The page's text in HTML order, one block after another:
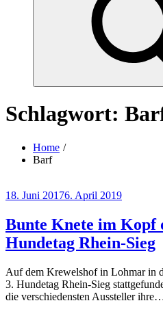
Schlagwort:
Home
Barf
Posted
18. Juni 20176. April 2019
Bunte Knete im Kopf
Hundetag Rhein-Sieg
Auf dem Krewelshof in Lohmar in
3. Hundetag Rhein-Sieg
die verschiedensten Aussteller